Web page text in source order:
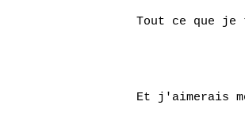
Tout ce que je
Et j'aimerais